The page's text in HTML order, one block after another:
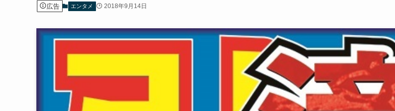
広告 エンタメ 2018年9月14日